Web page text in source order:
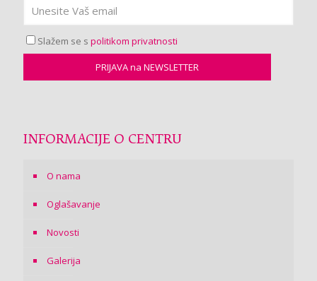
Slažem se s politikom privatnosti
INFORMACIJE O CENTRU
O nama
Oglašavanje
Novosti
Galerija